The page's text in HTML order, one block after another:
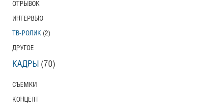
ОТРЫВОК
ИНТЕРВЬЮ
ТВ-РОЛИК (2)
ДРУГОЕ
КАДРЫ (70)
СЪЕМКИ
КОНЦЕПТ